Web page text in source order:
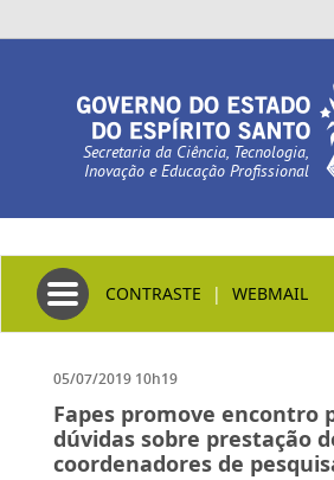
Secretaria da Ciência, Tecnologia,
Inovação e Educação Profissional
Toggle navigation
CONTRASTE | WEBMAIL
05/07/2019 10h19
Fapes promove encontro
dúvidas sobre prestação
coordenadores de